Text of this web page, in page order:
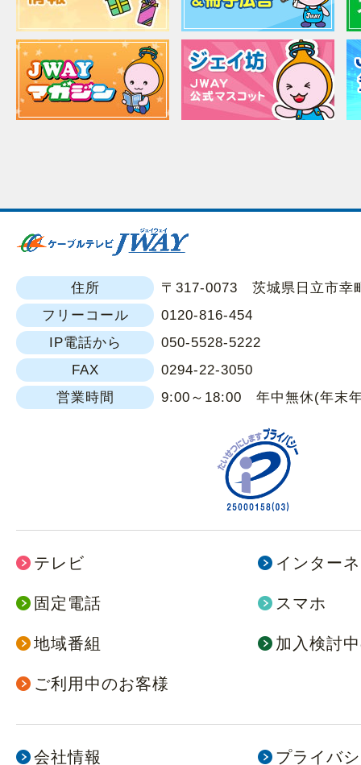
住所
〒317-0073 茨城県日立市幸
フリーコール
0120-816-454
IP電話から
050-5528-5222
FAX
0294-22-3050
営業時間
9:00～18:00 年中無休(年末
テレビ インター
固定電話 スマホ
地域番組 加入検討
ご利用中のお客様
会社情報 プライバ